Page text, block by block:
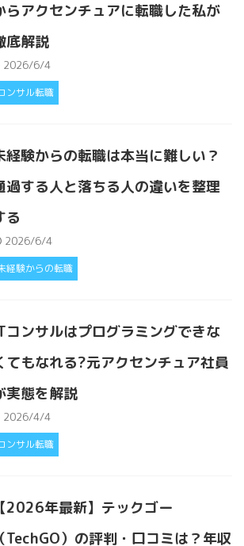
らアクセンチュアに転職した私が
底解説
2026/6/4
ンサル転職
経験からの転職は本当に難しい？
過する人と落ちる人の違いを整理
る
2026/6/4
経験からの転職
コンサルはプログラミングできな
てもなれる?元アクセンチュア社員
実態を解説
2026/4/4
ンサル転職
【2026年最新】テックゴー
（TechGO）の評判・口コミは？年収